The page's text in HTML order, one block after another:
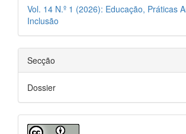
Vol. 14 N.º 1 (2026): Educação, Práticas
Inclusão
Secção
Dossier